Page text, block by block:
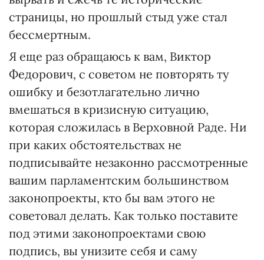
страницы, но прошлый стыд уже стал
бессмертным.
Я еще раз обращаюсь к вам, Виктор
Федорович, с советом не повторять ту
ошибку и безотлагательно лично
вмешаться в кризисную ситуацию,
которая сложилась в Верховной Раде. Ни
при каких обстоятельствах не
подписывайте незаконно рассмотренные
вашим парламентским большинством
законопроекты, кто бы вам этого не
советовал делать. Как только поставите
под этими законопроектами свою
подпись, вы унизите себя и саму